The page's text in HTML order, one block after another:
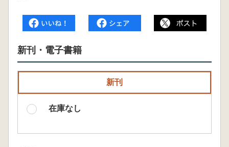
新刊・電子書籍
新刊
在庫なし